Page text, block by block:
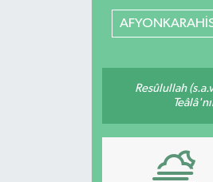
Resûlullah
Son Dakika Haberleri